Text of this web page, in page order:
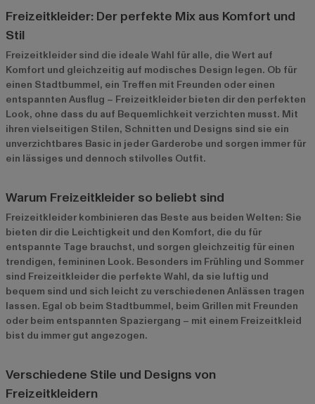
Freizeitkleider: Der perfekte Mix aus Komfort und
Stil
Freizeitkleider sind die ideale Wahl für alle, die Wert auf
Komfort und gleichzeitig auf modisches Design legen. Ob für
einen Stadtbummel, ein Treffen mit Freunden oder einen
entspannten Ausflug – Freizeitkleider bieten dir den perfekten
Look, ohne dass du auf Bequemlichkeit verzichten musst. Mit
ihren vielseitigen Stilen, Schnitten und Designs sind sie ein
unverzichtbares Basic in jeder Garderobe und sorgen immer für
ein lässiges und dennoch stilvolles Outfit.
Warum Freizeitkleider so beliebt sind
Freizeitkleider kombinieren das Beste aus beiden Welten: Sie
bieten dir die Leichtigkeit und den Komfort, die du für
entspannte Tage brauchst, und sorgen gleichzeitig für einen
trendigen, femininen Look. Besonders im Frühling und Sommer
sind Freizeitkleider die perfekte Wahl, da sie luftig und
bequem sind und sich leicht zu verschiedenen Anlässen tragen
lassen. Egal ob beim Stadtbummel, beim Grillen mit Freunden
oder beim entspannten Spaziergang – mit einem Freizeitkleid
bist du immer gut angezogen.
Verschiedene Stile und Designs von
Freizeitkleidern